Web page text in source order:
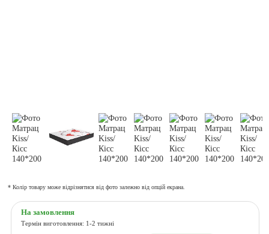
* Колір товару може відрізнятися від фото залежно від опцій екрана.
На замовлення
Термін виготовлення: 1-2 тижні